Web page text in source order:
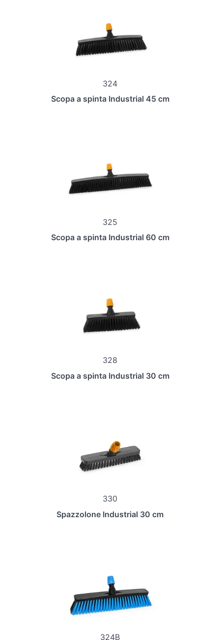
324
Scopa a spinta Industrial 45 cm
325
Scopa a spinta Industrial 60 cm
328
Scopa a spinta Industrial 30 cm
330
Spazzolone Industrial 30 cm
324B